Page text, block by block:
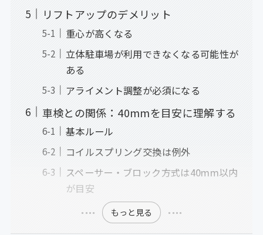
リフトアップのデメリット
重心が高くなる
立体駐車場が利用できなくなる可能性が
ある
アライメント調整が必須になる
車検との関係：40mmを目安に理解する
基本ルール
コイルスプリング交換は例外
スペーサー・ブロック方式は40mm以内
が目安
もっと見る